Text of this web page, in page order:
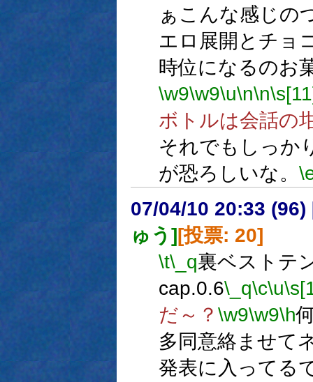
ぁこんな感じの
エロ展開とチョ
時位になるのお
\w9\w9\u\n\n
ボトルは会話の
それでもしっか
が恐ろしいな。
07/04/10 20:33 (96)
ゅう][投票: 20]
\t\_q裏ベストテ
cap.0.6\_q\c\u
だ～？ \w9\w9\h
多同意絡ませて
発表に入ってる